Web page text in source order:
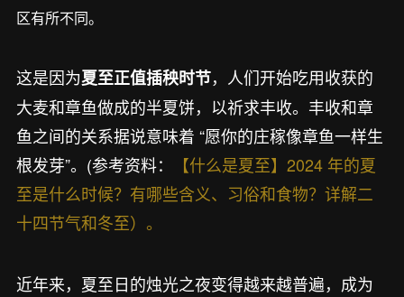
区有所不同。
这是因为夏至正值插秧时节，人们开始吃用收获的
大麦和章鱼做成的半夏饼，以祈求丰收。丰收和章
鱼之间的关系据说意味着 “愿你的庄稼像章鱼一样生
根发芽”。(参考资料：
【什么是夏至】2024 年的夏
至是什么时候？有哪些含义、习俗和食物？详解二
十四节气和冬至）。
近年来，夏至日的烛光之夜变得越来越普遍，成为